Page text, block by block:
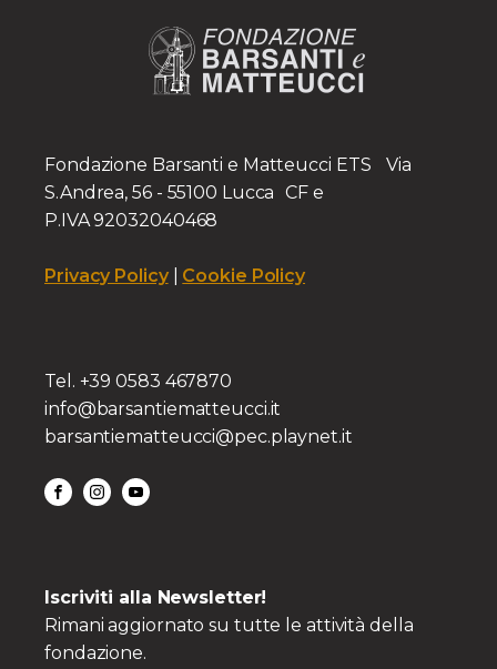
Fondazione Barsanti e Matteucci ETS Via
S.Andrea, 56 - 55100 Lucca CF e
P.IVA 92032040468
Privacy Policy| Cookie Policy
Tel. +39 0583 467870
info@barsantiematteucci.it
barsantiematteucci@pec.playnet.it
Iscriviti alla Newsletter!
Rimani aggiornato su tutte le attività della
fondazione.